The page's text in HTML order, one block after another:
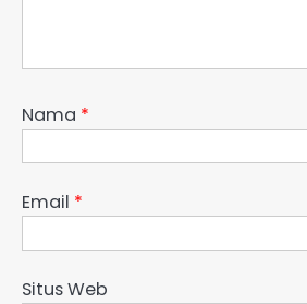
Nama *
Email *
Situs Web